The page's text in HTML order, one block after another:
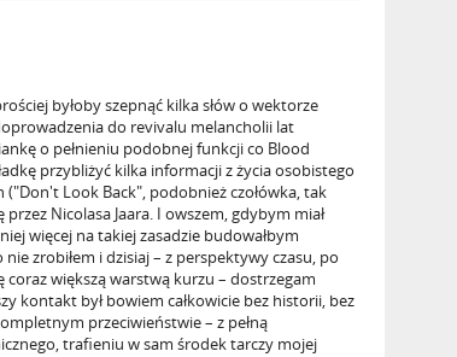
byłoby szepnąć kilka słów o wektorze
do revivalu melancholii lat
o pełnieniu podobnej funkcji co Blood
przybliżyć kilka informacji z życia osobistego
("Don't Look Back", podobnież czołówka, tak
Nicolasa Jaara. I owszem, gdybym miał
więcej na takiej zasadzie budowałbym
zrobiłem i dzisiaj – z perspektywy czasu, po
coraz większą warstwą kurzu – dostrzegam
kontakt był bowiem całkowicie bez historii, bez
przeciwieństwie – z pełną
trafieniu w sam środek tarczy mojej